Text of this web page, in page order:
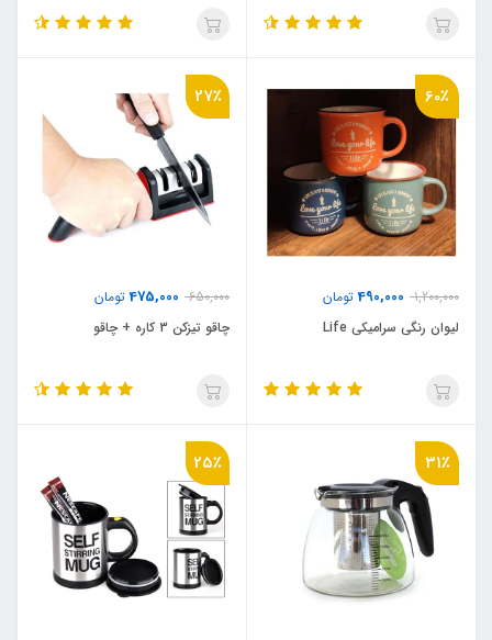
جداشونده
60٪
1,200,000
490,000تومان
لیوان رنگی سرامیکی Life
27٪
650,000
475,000تومان
چاقو تیزکن 3 کاره + چاقو
31٪ 25٪